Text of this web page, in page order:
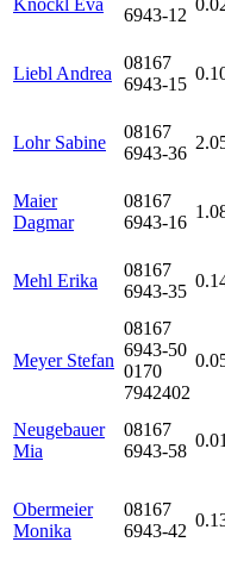
Knöckl Eva
6943-12
Liebl Andrea
08167
6943-15
Lohr Sabine
08167
6943-36
Maier
Dagmar
08167
6943-16
Mehl Erika
08167
6943-35
Meyer Stefan
08167
6943-50
0170
7942402
Neugebauer
Mia
08167
6943-58
0.01
Obermeier
Monika
08167
6943-42